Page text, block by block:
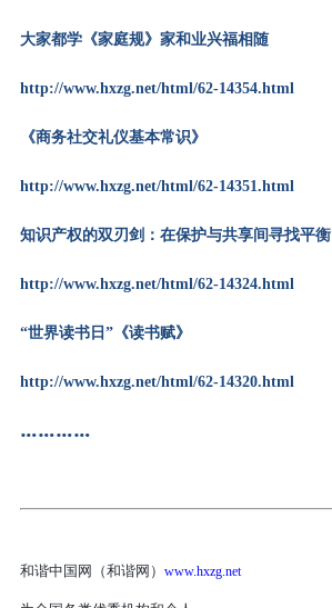
大家都学《家庭规》家和业兴福相随
http://www.hxzg.net/html/62-14354.html
《商务社交礼仪基本常识》
http://www.hxzg.net/html/62-14351.html
知识产权的双刃剑：在保护与共享间寻找平衡
http://www.hxzg.net/html/62-14324.html
“世界读书日”《读书赋》
http://www.hxzg.net/html/62-14320.html
…………
和谐中国网（和谐网） www.hxzg.net